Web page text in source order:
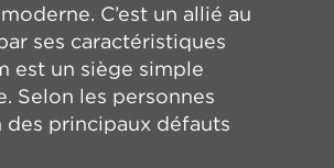
C’est un allié au
ses caractéristiques
est un siège simple
Selon les personnes
des principaux défauts